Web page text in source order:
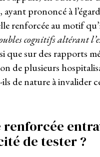
prononcé à
renforcée au motif
cognitifs altérant
que sur des rapports
de plusieurs
de nature à invalider
de tester ?